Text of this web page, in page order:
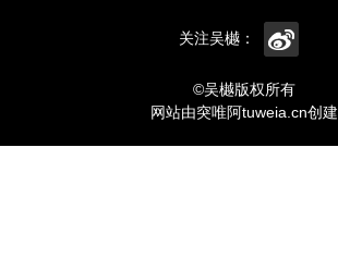
关注吴樾：
©吴樾版权所有
网站由突唯阿tuweia.cn创建